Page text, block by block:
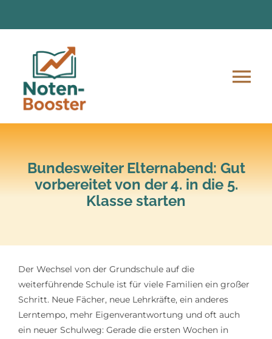
Angebote
Anmeldung und Ablauf
Lern-Material
Lerntipps
Bundesweiter Elternabend: Gut
vorbereitet von der 4. in die 5.
Klasse starten
Der Wechsel von der Grundschule auf die
weiterführende Schule ist für viele Familien ein großer
Schritt. Neue Fächer, neue Lehrkräfte, ein anderes
Lerntempo, mehr Eigenverantwortung und oft auch
ein neuer Schulweg: Gerade die ersten Wochen in